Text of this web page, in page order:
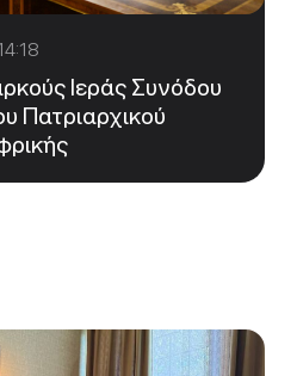
Ιεράς Συνόδου
Πατριαρχικού